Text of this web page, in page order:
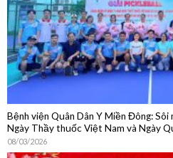
Bệnh viện Quân Dân Y Miền Đông:
Ngày Thầy thuốc Việt Nam và Ngày
08/03/2026